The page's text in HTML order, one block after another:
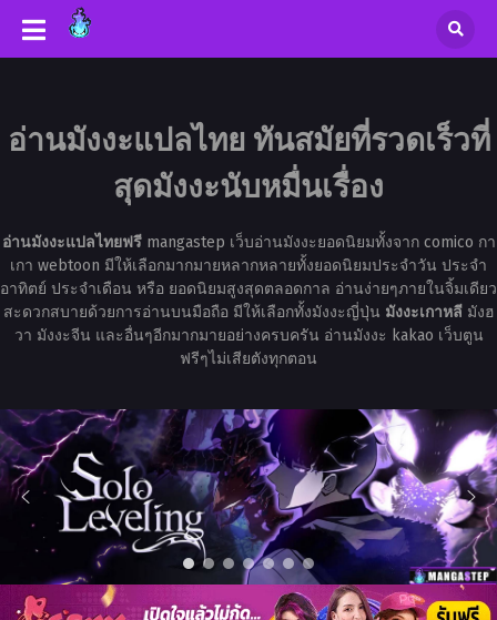
อ่านมังงะแปลไทย ทันสมัยที่รวดเร็วที่
สุดมังงะนับหมื่นเรื่อง
อ่านมังงะแปลไทยฟรีmangastep เว็บอ่านมังงะยอดนิยมทั้งจาก comico กา
เกา webtoon มีให้เลือกมากมายหลากหลายทั้งยอดนิยมประจำวัน ประจำ
อาทิตย์ ประจำเดือน หรือ ยอดนิยมสูงสุดตลอดกาล อ่านง่ายๆภายในจิ้มเดียว
สะดวกสบายด้วยการอ่านบนมือถือ มีให้เลือกทั้งมังงะญี่ปุ่น มังงะเกาหลีมังฮ
วา มังงะจีน และอื่นๆอีกมากมายอย่างครบครัน อ่านมังงะ kakao เว็บตูน
ฟรีๆไม่เสียตังทุกตอน